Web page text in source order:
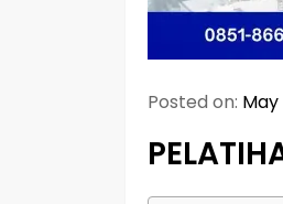
Posted on: May